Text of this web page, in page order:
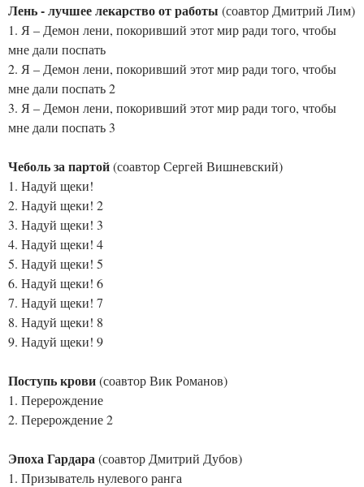
Лень - лучшее лекарство от работы (соавтор Дмитрий Лим)
1. Я – Демон лени, покоривший этот мир ради того, чтобы
мне дали поспать
2. Я – Демон лени, покоривший этот мир ради того, чтобы
мне дали поспать 2
3. Я – Демон лени, покоривший этот мир ради того, чтобы
мне дали поспать 3
Чеболь за партой(соавтор Сергей Вишневский)
1. Надуй щеки!
2. Надуй щеки! 2
3. Надуй щеки! 3
4. Надуй щеки! 4
5. Надуй щеки! 5
6. Надуй щеки! 6
7. Надуй щеки! 7
8. Надуй щеки! 8
9. Надуй щеки! 9
Поступь крови(соавтор Вик Романов)
1. Перерождение
2. Перерождение 2
Эпоха Гардара(соавтор Дмитрий Дубов)
1. Призыватель нулевого ранга